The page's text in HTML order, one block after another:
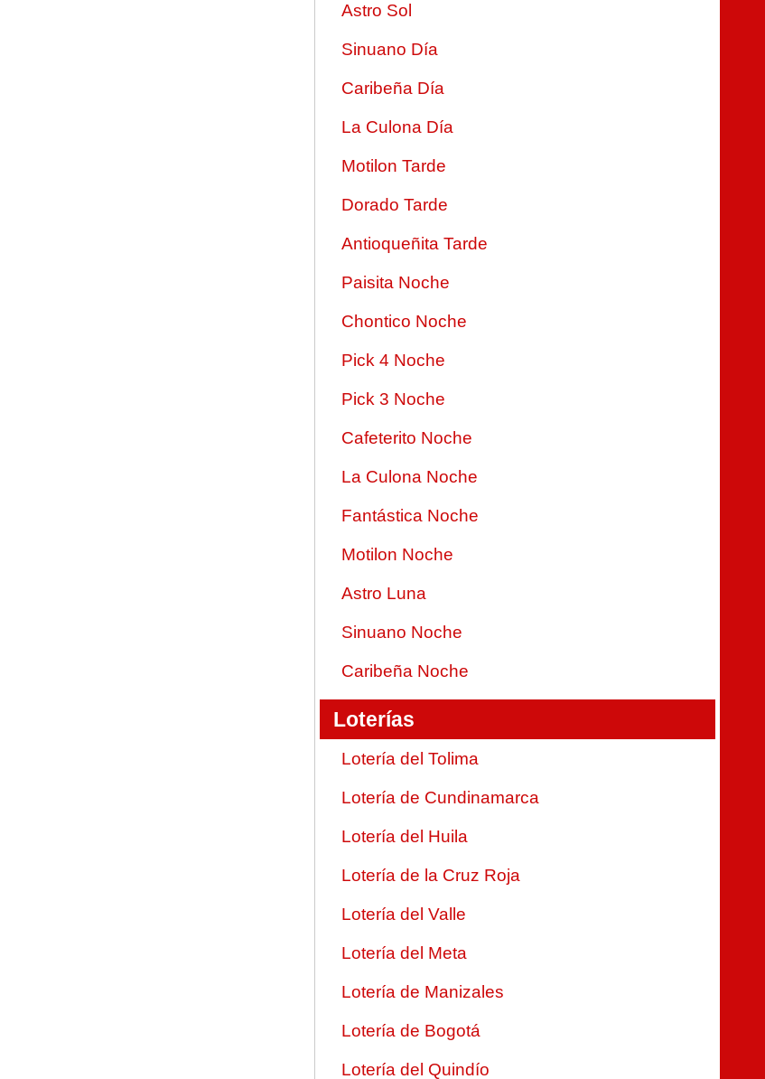
Astro Sol
Sinuano Día
Caribeña Día
La Culona Día
Motilon Tarde
Dorado Tarde
Antioqueñita Tarde
Paisita Noche
Chontico Noche
Pick 4 Noche
Pick 3 Noche
Cafeterito Noche
La Culona Noche
Fantástica Noche
Motilon Noche
Astro Luna
Sinuano Noche
Caribeña Noche
Loterías
Lotería del Tolima
Lotería de Cundinamarca
Lotería del Huila
Lotería de la Cruz Roja
Lotería del Valle
Lotería del Meta
Lotería de Manizales
Lotería de Bogotá
Lotería del Quindío